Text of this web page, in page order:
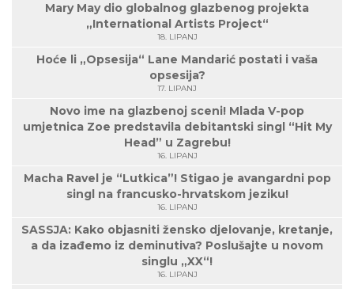
Mary May dio globalnog glazbenog projekta
„International Artists Project“
18. LIPANJ
Hoće li „Opsesija“ Lane Mandarić postati i vaša
opsesija?
17. LIPANJ
Novo ime na glazbenoj sceni! Mlada V-pop
umjetnica Zoe predstavila debitantski singl “Hit My
Head” u Zagrebu!
16. LIPANJ
Macha Ravel je “Lutkica”! Stigao je avangardni pop
singl na francusko-hrvatskom jeziku!
16. LIPANJ
SASSJA: Kako objasniti žensko djelovanje, kretanje,
a da izađemo iz deminutiva? Poslušajte u novom
singlu „XX“!
16. LIPANJ